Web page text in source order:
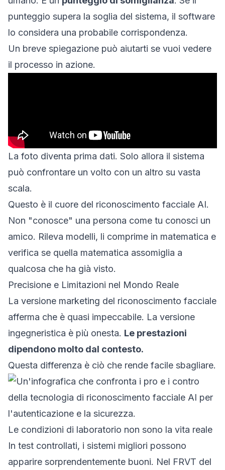
punteggio supera la soglia del sistema, il software
lo considera una probabile corrispondenza.
Un breve spiegazione può aiutarti se vuoi vedere
il processo in azione.
La foto diventa prima dati. Solo allora il sistema
può confrontare un volto con un altro su vasta
scala.
Questo è il cuore del riconoscimento facciale AI.
Non "conosce" una persona come tu conosci un
amico. Rileva modelli, li comprime in matematica e
verifica se quella matematica assomiglia a
qualcosa che ha già visto.
Precisione e Limitazioni nel Mondo Reale
La versione marketing del riconoscimento facciale
afferma che è quasi impeccabile. La versione
ingegneristica è più onesta. Le prestazioni
dipendono molto dal contesto.
Questa differenza è ciò che rende facile sbagliare.
Le condizioni di laboratorio non sono la vita reale
In test controllati, i sistemi migliori possono
apparire sorprendentemente buoni. Nel FRVT del